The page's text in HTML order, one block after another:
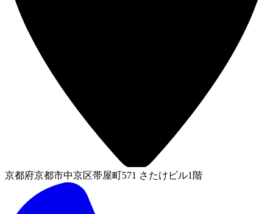
京都府京都市中京区帯屋町571 さたけビル1階